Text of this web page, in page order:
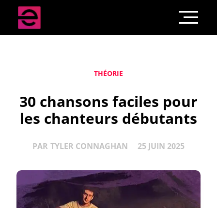
THÉORIE
30 chansons faciles pour
les chanteurs débutants
PAR TYLER CONNAGHAN 25 JUIN 2025